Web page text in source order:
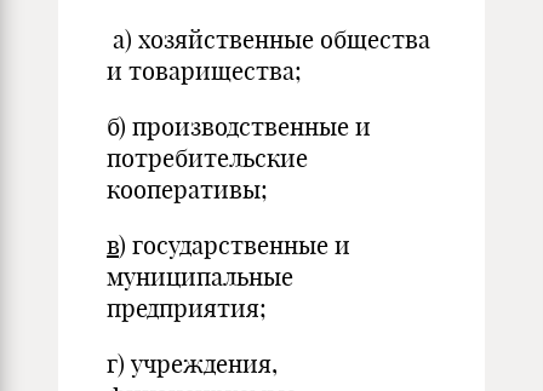
а) хозяйственные общества
и товарищества;
б) производственные и
потребительские
кооперативы;
в) государственные и
муниципальные
предприятия;
г) учреждения,